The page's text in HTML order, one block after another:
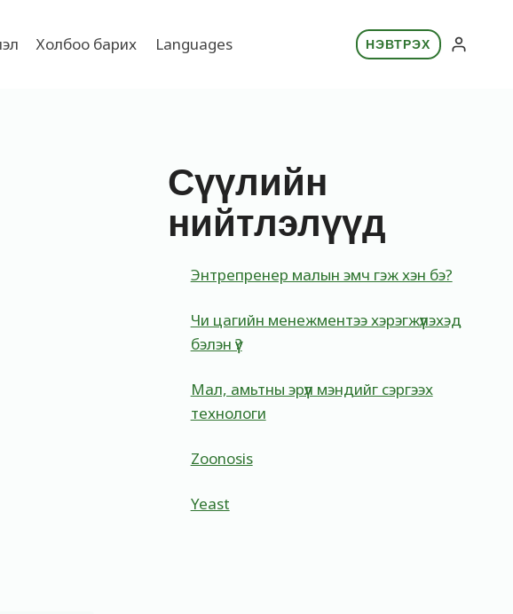
Холбоо барих Languages НЭВТРЭХ
Сүүлийн
нийтлэлүүд
Энтрепренер малын эмч гэж хэн бэ?
Чи цагийн менежментээ хэрэгжүүлэхэд
бэлэн үү?
Мал, амьтны эрүүл мэндийг сэргээх
технологи
Zoonosis
Yeast